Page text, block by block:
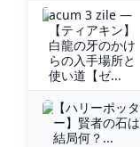
acum 3 zile —
【ティアキン】
白龍の牙のかけ
らの入手場所と
使い道【ゼ...
【ハリーポッタ
ー】賢者の石は
結局何？...